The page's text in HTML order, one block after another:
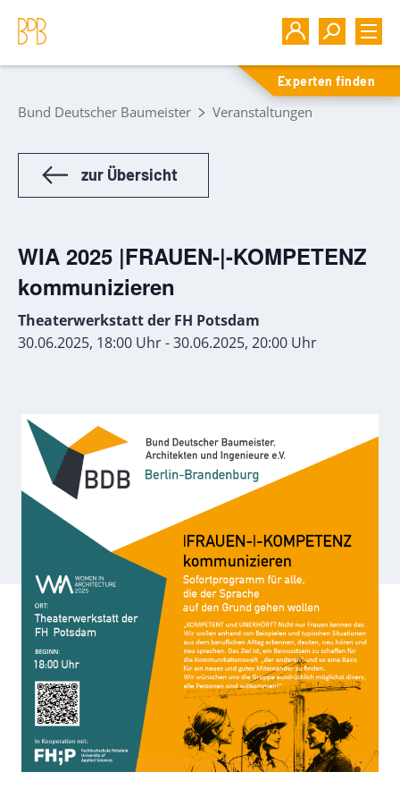
Experten finden
Bund Deutscher Baumeister Veranstaltungen
zur Übersicht
WIA 2025 |FRAUEN-|-KOMPETENZ
kommunizieren
Theaterwerkstatt der FH Potsdam
30.06.2025, 18:00 Uhr - 30.06.2025, 20:00 Uhr